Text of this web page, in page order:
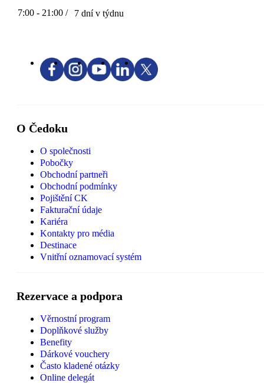
7:00 - 21:00 / 7 dní v týdnu
O Čedoku
O společnosti
Pobočky
Obchodní partneři
Obchodní podmínky
Pojištění CK
Fakturační údaje
Kariéra
Kontakty pro média
Destinace
Vnitřní oznamovací systém
Rezervace a podpora
Věrnostní program
Doplňkové služby
Benefity
Dárkové vouchery
Často kladené otázky
Online delegát